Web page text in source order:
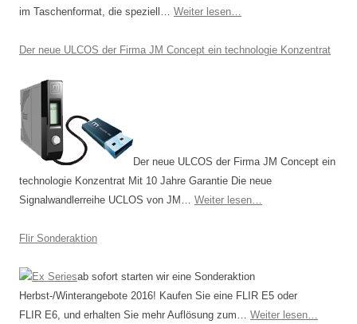
im Taschenformat, die speziell… Weiter lesen…
Der neue ULCOS der Firma JM Concept ein technologie Konzentrat
Der neue ULCOS der Firma JM Concept ein
technologie Konzentrat Mit 10 Jahre Garantie Die neue
Signalwandlerreihe UCLOS von JM… Weiter lesen…
Flir Sonderaktion
ab sofort starten wir eine Sonderaktion
Herbst-/Winterangebote 2016! Kaufen Sie eine FLIR E5 oder
FLIR E6, und erhalten Sie mehr Auflösung zum… Weiter lesen…